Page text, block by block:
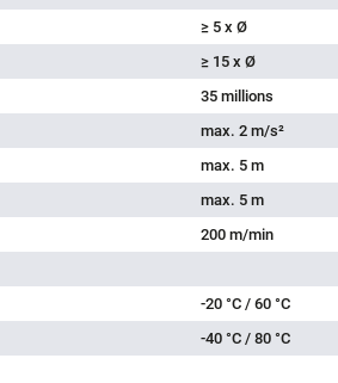
≥ 5 x Ø
≥ 15 x Ø
35 millions
max. 2 m/s²
max. 5 m
max. 5 m
200 m/min
-20 °C / 60 °C
-40 °C / 80 °C